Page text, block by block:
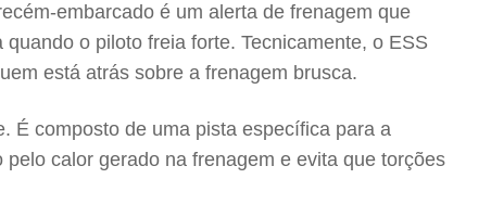
embarcado é um alerta de frenagem que
o piloto freia forte. Tecnicamente, o ESS
está atrás sobre a frenagem brusca.
É composto de uma pista específica para a
calor gerado na frenagem e evita que torções